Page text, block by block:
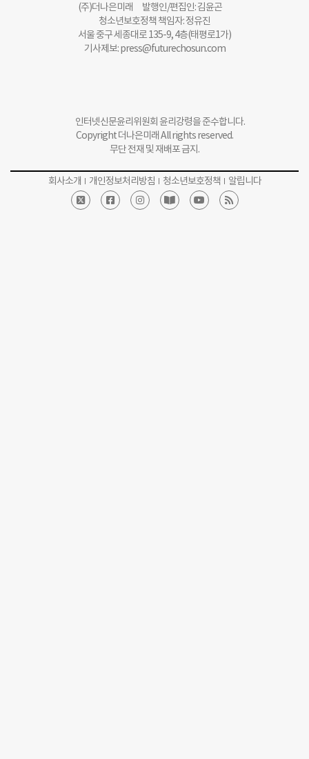
(주)더나은미래 발행인/편집인: 김윤곤
청소년보호정책 책임자: 정유진
서울 중구 세종대로 135-9, 4층(태평로1가)
기사제보:press@futurechosun.com
회사소개 개인정보처리방침 청소년보호정책 알립니다